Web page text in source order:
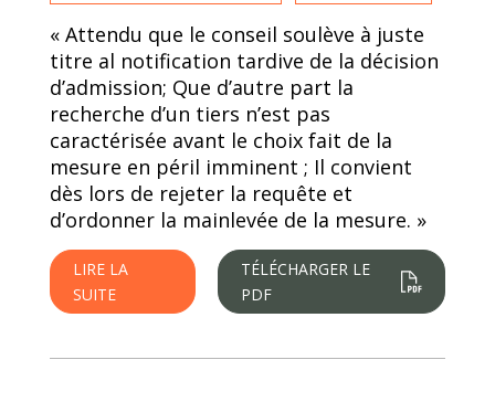
« Attendu que le conseil soulève à juste
titre al notification tardive de la décision
d’admission; Que d’autre part la
recherche d’un tiers n’est pas
caractérisée avant le choix fait de la
mesure en péril imminent ; Il convient
dès lors de rejeter la requête et
d’ordonner la mainlevée de la mesure. »
LIRE LA
SUITE
TÉLÉCHARGER LE
PDF